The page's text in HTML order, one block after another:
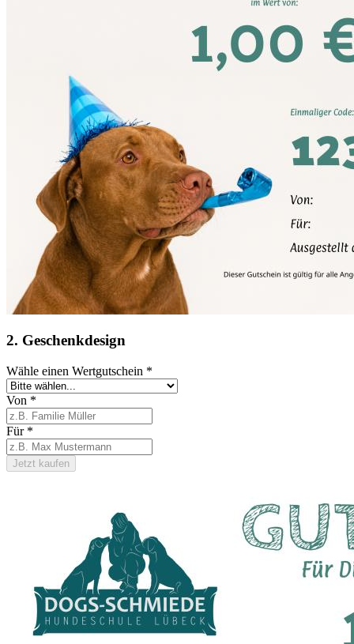
2. Geschenkdesign
Wähle einen Wertgutschein *
Von *
Für *
Jetzt kaufen